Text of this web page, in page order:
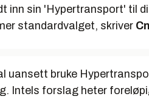
inn sin 'Hypertransport' til
standardvalget, skriver
uansett bruke
Intels forslag heter